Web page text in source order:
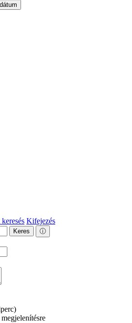
Kifejezés
Keres ⓘ